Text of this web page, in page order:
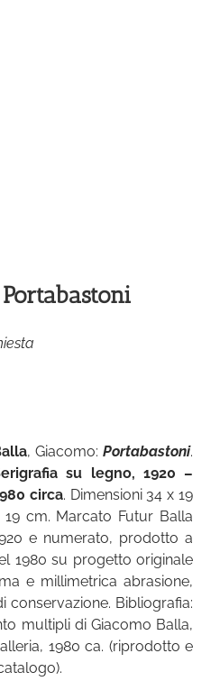
, Giacomo: Portabastoni.
su legno, 1920 –
circa. Dimensioni 34 x 19
19 cm. Marcato Futur Balla
e numerato, prodotto a
1980 su progetto originale
e millimetrica abrasione,
conservazione. Bibliografia:
multipli di Giacomo Balla,
1980 ca. (riprodotto e